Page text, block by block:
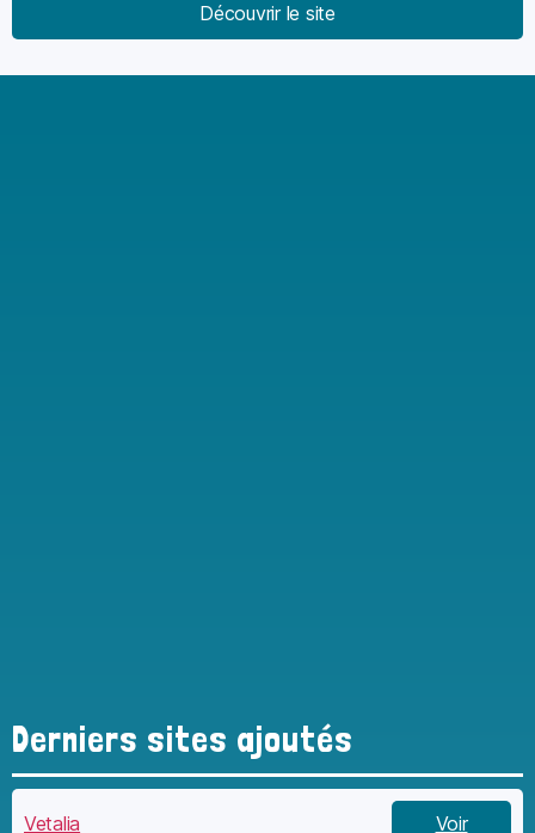
Découvrir le site
Derniers sites ajoutés
Vetalia Voir